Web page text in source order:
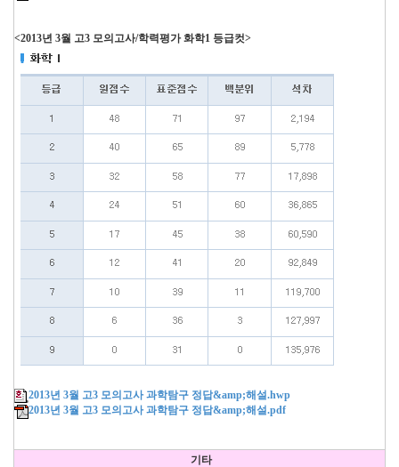
<2013년 3월 고3 모의고사/학력평가 화학1 등급컷>
2013년 3월 고3 모의고사 과학탐구 정답&amp;해설.hwp
2013년 3월 고3 모의고사 과학탐구 정답&amp;해설.pdf
기타